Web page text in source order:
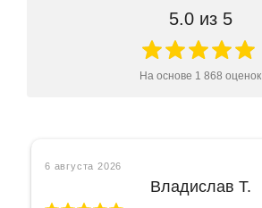
5.0из 5
На основе 1 868 оценок
6 августа 2026
Владислав Т.